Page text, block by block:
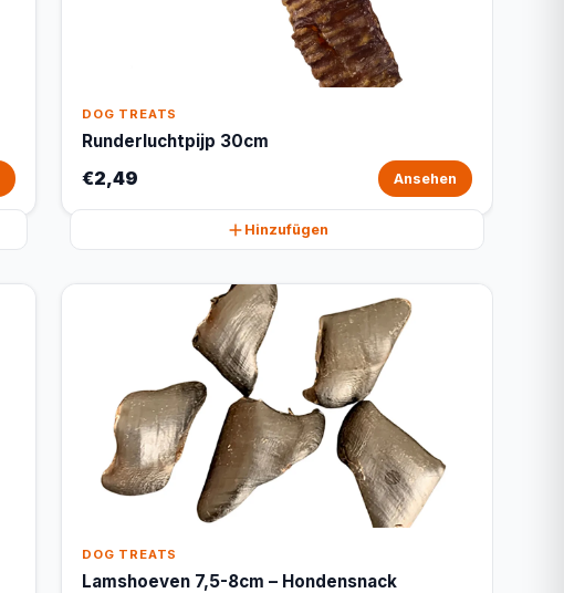
DOG TREATS
Runderluchtpijp 30cm
€2,49 Ansehen
Hinzufügen
DOG TREATS
Lamshoeven 7,5-8cm – Hondensnack